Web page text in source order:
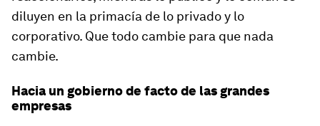
diluyen en la primacía de lo privado y lo
corporativo. Que todo cambie para que nada
cambie.
Hacia un gobierno de facto de las grandes
empresas